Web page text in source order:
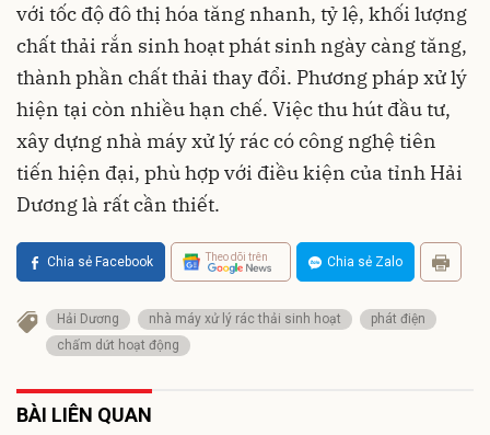
với tốc độ đô thị hóa tăng nhanh, tỷ lệ, khối lượng
chất thải rắn sinh hoạt phát sinh ngày càng tăng,
thành phần chất thải thay đổi. Phương pháp xử lý
hiện tại còn nhiều hạn chế. Việc thu hút đầu tư,
xây dựng nhà máy xử lý rác có công nghệ tiên
tiến hiện đại, phù hợp với điều kiện của tỉnh Hải
Dương là rất cần thiết.
Chia sẻ Facebook Theo dõi trên Chia sẻ Zalo
Hải Dương nhà máy xử lý rác thải sinh hoạt
phát điện
chấm dứt hoạt động
BÀI LIÊN QUAN